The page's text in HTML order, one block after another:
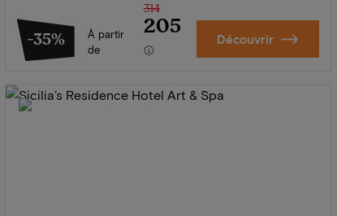
-35%
À partir
de
314
205 Découvrir